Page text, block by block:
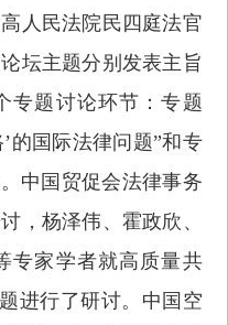
人民法院民四庭法官
坛主题分别发表主旨
专题讨论环节：专题
的国际法律问题”和专
中国贸促会法律事务
，杨泽伟、霍政欣、
专家学者就高质量共
进行了研讨。中国空